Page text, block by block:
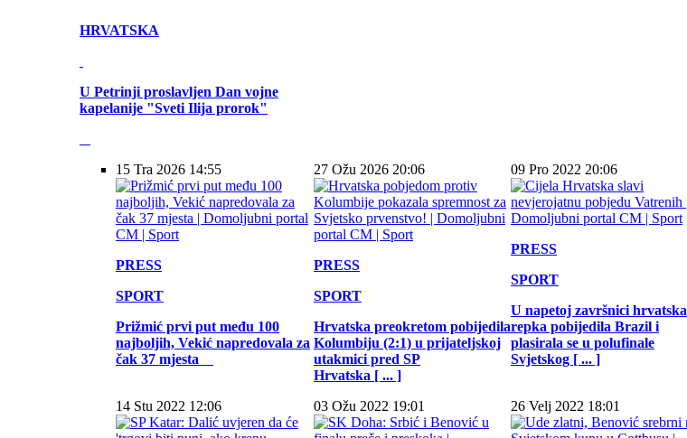
HRVATSKA
U Petrinji proslavljen Dan vojne
kapelanije "Sveti Ilija prorok"
15 Tra 2026 14:55
PRESS
SPORT
Prižmić prvi put među 100
najboljih, Vekić napredovala za
čak 37 mjesta
27 Ožu 2026 20:06
PRESS
SPORT
Hrvatska preokretom pobijedila
Kolumbiju (2:1) u prijateljskoj
utakmici pred SP
Hrvatska [ ... ]
09 Pro 2022 20:06
PRESS
SPORT
U napetoj završnici hrvatska
repka pobijedila Brazil i
plasirala se u polufinale
Svjetskog [ ... ]
14 Stu 2022 12:06 03 Ožu 2022 19:01 26 Velj 2022 18:01